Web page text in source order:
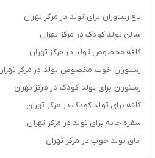
باغ رستوران برای تولد در مرکز تهران
سالن تولد کودک در مرکز تهران
کافه مخصوص تولد در مرکز تهران
رستوران خوب مخصوص تولد در مرکز تهران
رستوران برای تولد کودک در مرکز تهران
کافه برای تولد کودک در مرکز تهران
سفره خانه برای تولد در مرکز تهران
اتاق تولد خوب در مرکز تهران